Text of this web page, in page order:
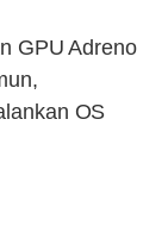
GPU Adreno
OS